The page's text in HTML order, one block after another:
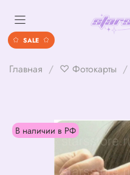
Главная ♡ Фотокарты
В наличии в РФ